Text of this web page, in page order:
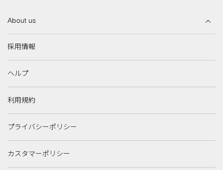
About us
採用情報
ヘルプ
利用規約
プライバシーポリシー
カスタマーポリシー